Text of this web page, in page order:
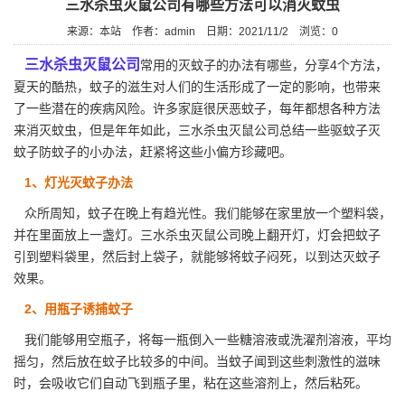
三水杀虫灭鼠公司有哪些方法可以消灭蚊虫
来源：本站 作者：admin 日期：2021/11/2 浏览： 0
三水杀虫灭鼠公司 常用的灭蚊子的办法有哪些，分享4个方法，
夏天的酷热，蚊子的滋生对人们的生活形成了一定的影响，也带来
了一些潜在的疾病风险。许多家庭很厌恶蚊子，每年都想各种方法
来消灭蚊虫，但是年年如此，三水杀虫灭鼠公司总结一些驱蚊子灭
蚊子防蚊子的小办法，赶紧将这些小偏方珍藏吧。
1、灯光灭蚊子办法
众所周知，蚊子在晚上有趋光性。我们能够在家里放一个塑料袋，
并在里面放上一盏灯。三水杀虫灭鼠公司晚上翻开灯，灯会把蚊子
引到塑料袋里，然后封上袋子，就能够将蚊子闷死，以到达灭蚊子
效果。
2、用瓶子诱捕蚊子
我们能够用空瓶子，将每一瓶倒入一些糖溶液或洗濯剂溶液，平均
摇匀，然后放在蚊子比较多的中间。当蚊子闻到这些刺激性的滋味
时，会吸收它们自动飞到瓶子里，粘在这些溶剂上，然后粘死。